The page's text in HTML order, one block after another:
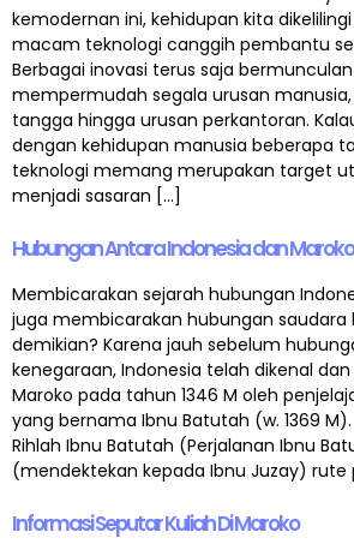
kemodernan ini, kehidupan kita
macam teknologi canggih pembantu
Berbagai inovasi terus saja
mempermudah segala urusan
tangga hingga urusan perkantoran.
dengan kehidupan manusia beberapa
teknologi memang merupakan target
menjadi sasaran […]
Hubungan Antara Indonesia dan Maroko
Membicarakan sejarah hubungan
juga membicarakan hubungan saudara
demikian? Karena jauh sebelum
kenegaraan, Indonesia telah dikenal
Maroko pada tahun 1346 M oleh
yang bernama Ibnu Batutah (w. 1369
Rihlah Ibnu Batutah (Perjalanan Ibnu
(mendektekan kepada Ibnu Juzay) rute
Informasi Seputar Kuliah Di Maroko